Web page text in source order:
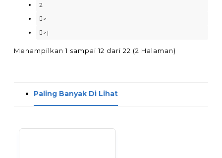
2
>
>|
Menampilkan 1 sampai 12 dari 22 (2 Halaman)
Paling Banyak Di Lihat